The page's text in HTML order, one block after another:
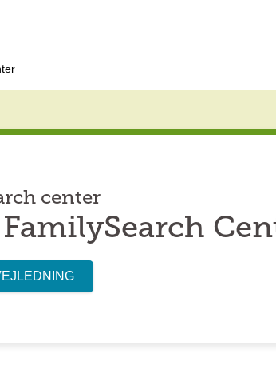
center